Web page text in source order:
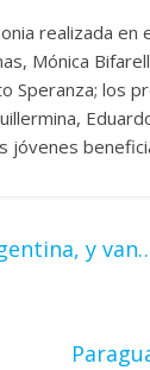
realizada en
Mónica
Speranza; los
jóvenes
y